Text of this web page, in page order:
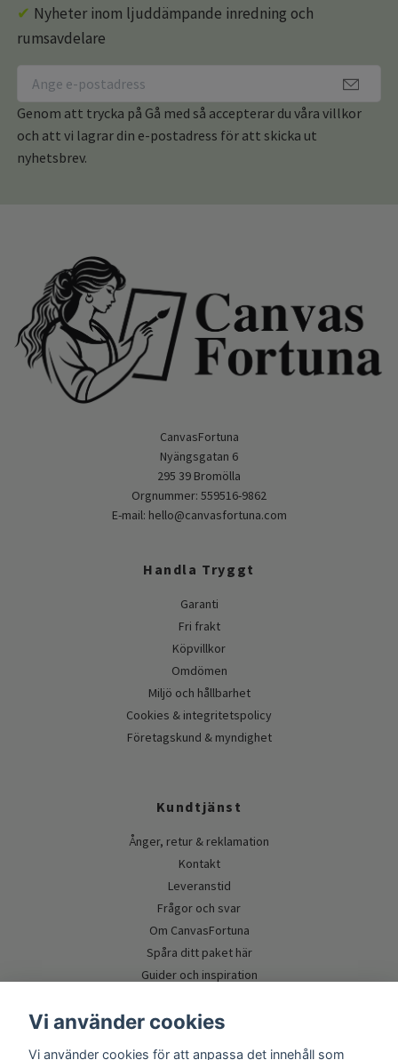
✔ Nyheter inom ljuddämpande inredning och
rumsavdelare
Genom att trycka på Gå med så accepterar du våra villkor
och att vi lagrar din e-postadress för att skicka ut
nyhetsbrev.
CanvasFortuna
Nyängsgatan 6
295 39 Bromölla
Orgnummer: 559516-9862
E-mail: hello@canvasfortuna.com
Handla Tryggt
Garanti
Fri frakt
Köpvillkor
Omdömen
Miljö och hållbarhet
Cookies & integritetspolicy
Företagskund & myndighet
Kundtjänst
Ånger, retur & reklamation
Kontakt
Leveranstid
Frågor och svar
Om CanvasFortuna
Spåra ditt paket här
Guider och inspiration
Vi använder cookies
Vi använder cookies för att anpassa det innehåll som